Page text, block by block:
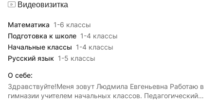
Видеовизитка
Математика 1-6 классы
Подготовка к школе 1-4 классы
Начальные классы 1-4 классы
Русский язык 1-5 классы
О себе:
Здравствуйте!Меня зовут Людмила Евгеньевна Работаю в
гимназии учителем начальных классов. Педагогический